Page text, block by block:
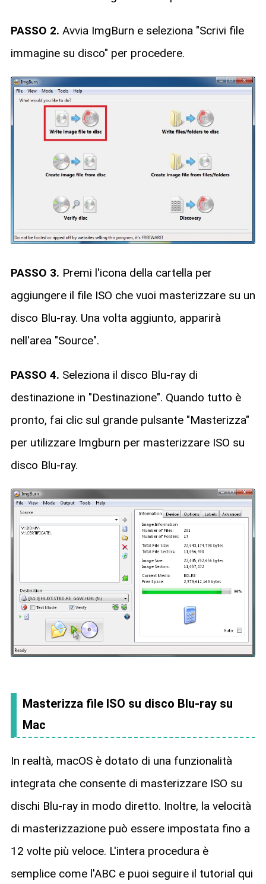
PASSO 2. Avvia ImgBurn e seleziona "Scrivi file
immagine su disco" per procedere.
PASSO 3. Premi l'icona della cartella per
aggiungere il file ISO che vuoi masterizzare su un
disco Blu-ray. Una volta aggiunto, apparirà
nell'area "Source".
PASSO 4. Seleziona il disco Blu-ray di
destinazione in "Destinazione". Quando tutto è
pronto, fai clic sul grande pulsante "Masterizza"
per utilizzare Imgburn per masterizzare ISO su
disco Blu-ray.
Masterizza file ISO su disco Blu-ray su
Mac
In realtà, macOS è dotato di una funzionalità
integrata che consente di masterizzare ISO su
dischi Blu-ray in modo diretto. Inoltre, la velocità
di masterizzazione può essere impostata fino a
12 volte più veloce. L'intera procedura è
semplice come l'ABC e puoi seguire il tutorial qui